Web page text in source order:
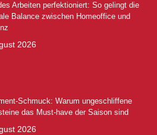
Arbeiten perfektioniert: So gelingt die
Balance zwischen Homeoffice und
2026
Schmuck: Warum ungeschliffene
das Must-have der Saison sind
2026